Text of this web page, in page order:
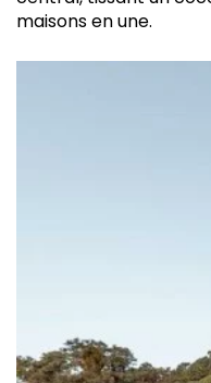
maisons en une.